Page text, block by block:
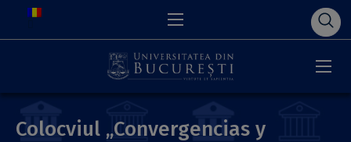
Colocviul „Convergencias y